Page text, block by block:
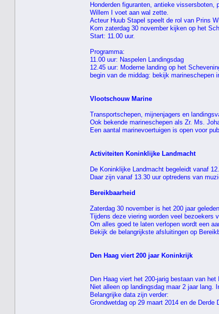
Honderden figuranten, antieke vissersboten,
Willem I voet aan wal zette.
Acteur Huub Stapel speelt de rol van Prins
Kom zaterdag 30 november kijken op het
Start: 11.00 uur.
Programma:
11.00 uur: Naspelen Landingsdag
12.45 uur: Moderne landing op het
begin van de middag: bekijk marineschepen
Vlootschouw Marine
Transportschepen, mijnenjagers en
Ook bekende marineschepen als Zr. Ms.
Een aantal marinevoertuigen is open voor
Activiteiten Koninklijke Landmacht
De Koninklijke Landmacht begeleidt vanaf
Daar zijn vanaf 13.30 uur optredens van
Bereikbaarheid
Zaterdag 30 november is het 200 jaar
Tijdens deze viering worden veel bezoekers
Om alles goed te laten verlopen wordt een
Bekijk de belangrijkste afsluitingen op
Den Haag viert 200 jaar Koninkrijk
Den Haag viert het 200-jarig bestaan van
Niet alleen op landingsdag maar 2 jaar
Belangrijke data zijn verder:
Grondwetdag op 29 maart 2014 en de Derde